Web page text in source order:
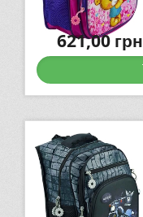
621,00грн